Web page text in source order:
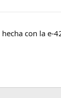
con la e-